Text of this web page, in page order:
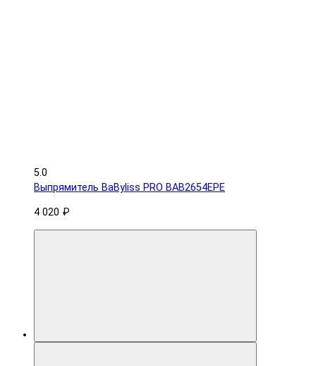
5.0
Выпрямитель BaByliss PRO BAB2654EPE
4 020 ₽